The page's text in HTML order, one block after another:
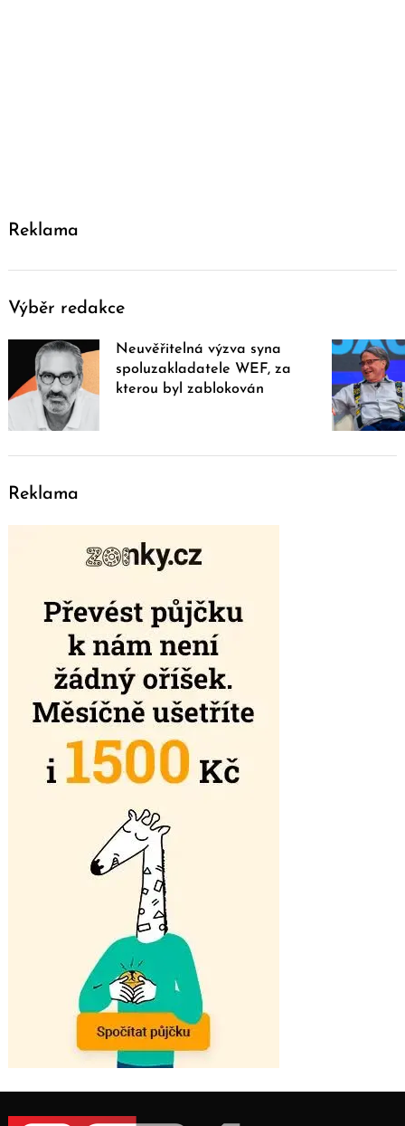
Reklama
Výběr redakce
Neuvěřitelná výzva syna
spoluzakladatele WEF, za
kterou byl zablokován
Reklama